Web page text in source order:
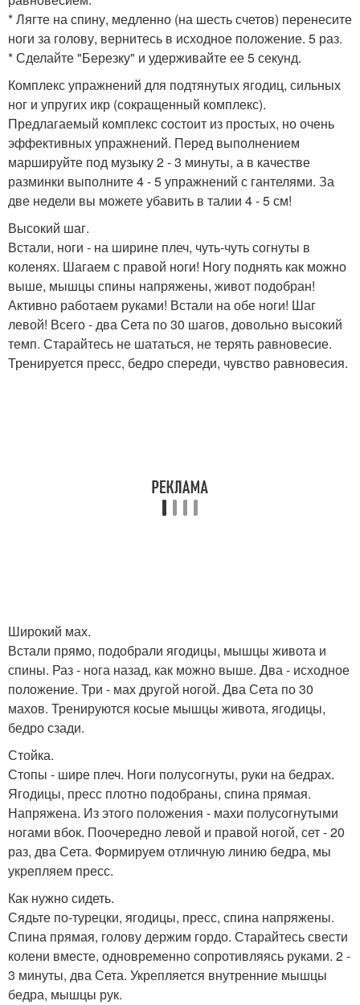
* Лягте на спину, медленно (на шесть счетов) перенесите
ноги за голову, вернитесь в исходное положение. 5 раз.
* Сделайте "Березку" и удерживайте ее 5 секунд.
Комплекс упражнений для подтянутых ягодиц, сильных
ног и упругих икр (сокращенный комплекс).
Предлагаемый комплекс состоит из простых, но очень
эффективных упражнений. Перед выполнением
маршируйте под музыку 2 - 3 минуты, а в качестве
разминки выполните 4 - 5 упражнений с гантелями. За
две недели вы можете убавить в талии 4 - 5 см!
Высокий шаг.
Встали, ноги - на ширине плеч, чуть-чуть согнуты в
коленях. Шагаем с правой ноги! Ногу поднять как можно
выше, мышцы спины напряжены, живот подобран!
Активно работаем руками! Встали на обе ноги! Шаг
левой! Всего - два Сета по 30 шагов, довольно высокий
темп. Старайтесь не шататься, не терять равновесие.
Тренируется пресс, бедро спереди, чувство равновесия.
Широкий мах.
Встали прямо, подобрали ягодицы, мышцы живота и
спины. Раз - нога назад, как можно выше. Два - исходное
положение. Три - мах другой ногой. Два Сета по 30
махов. Тренируются косые мышцы живота, ягодицы,
бедро сзади.
Стойка.
Стопы - шире плеч. Ноги полусогнуты, руки на бедрах.
Ягодицы, пресс плотно подобраны, спина прямая.
Напряжена. Из этого положения - махи полусогнутыми
ногами вбок. Поочередно левой и правой ногой, сет - 20
раз, два Сета. Формируем отличную линию бедра, мы
укрепляем пресс.
Как нужно сидеть.
Сядьте по-турецки, ягодицы, пресс, спина напряжены.
Спина прямая, голову держим гордо. Старайтесь свести
колени вместе, одновременно сопротивляясь руками. 2 -
3 минуты, два Сета. Укрепляется внутренние мышцы
бедра, мышцы рук.